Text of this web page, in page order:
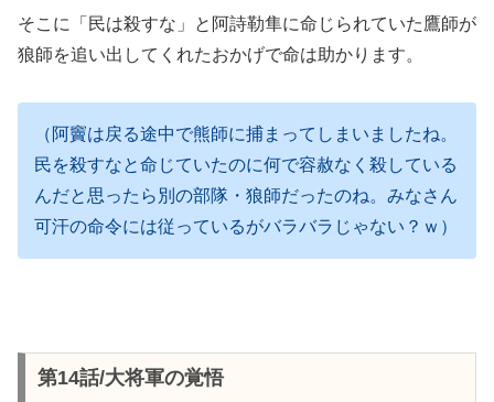
そこに「民は殺すな」と阿詩勒隼に命じられていた鷹師が
狼師を追い出してくれたおかげで命は助かります。
（阿竇は戻る途中で熊師に捕まってしまいましたね。
民を殺すなと命じていたのに何で容赦なく殺している
んだと思ったら別の部隊・狼師だったのね。みなさん
可汗の命令には従っているがバラバラじゃない？ｗ）
第14話/大将軍の覚悟